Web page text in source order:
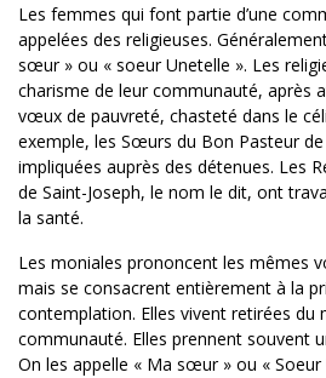
Les femmes qui font partie d’une
appelées des religieuses.
sœur » ou « soeur Unetelle ». Les
charisme de leur communauté, après
vœux de pauvreté, chasteté dans le
exemple, les Sœurs du Bon Pasteur
impliquées auprès des détenues. Les
de Saint-Joseph, le nom le dit, ont
la santé.
Les moniales prononcent les mêmes
mais se consacrent entièrement à la
contemplation. Elles vivent retirées du
communauté. Elles prennent souvent
On les appelle « Ma sœur » ou « Soeur